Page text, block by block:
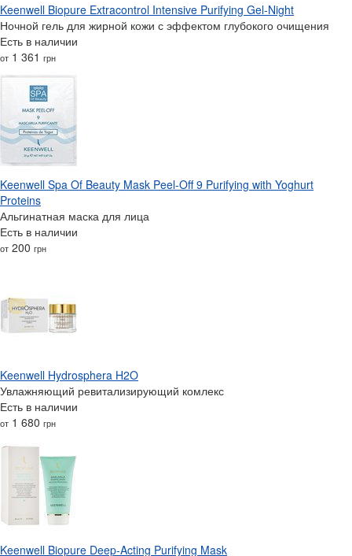
Keenwell Biopure Extracontrol Intensive Purifying Gel-Night
Ночной гель для жирной кожи с эффектом глубокого очищения
Есть в наличии
от 1 361 грн
Keenwell Spa Of Beauty Mask Peel-Off 9 Purifying with Yoghurt
Proteins
Альгинатная маска для лица
Есть в наличии
от 200 грн
Keenwell Hydrosphera H2O
Увлажняющий ревитализирующий комлекс
Есть в наличии
от 1 680 грн
Keenwell Biopure Deep-Acting Purifying Mask